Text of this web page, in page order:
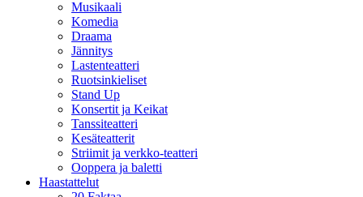
Musikaali
Komedia
Draama
Jännitys
Lastenteatteri
Ruotsinkieliset
Stand Up
Konsertit ja Keikat
Tanssiteatteri
Kesäteatterit
Striimit ja verkko-teatteri
Ooppera ja baletti
Haastattelut